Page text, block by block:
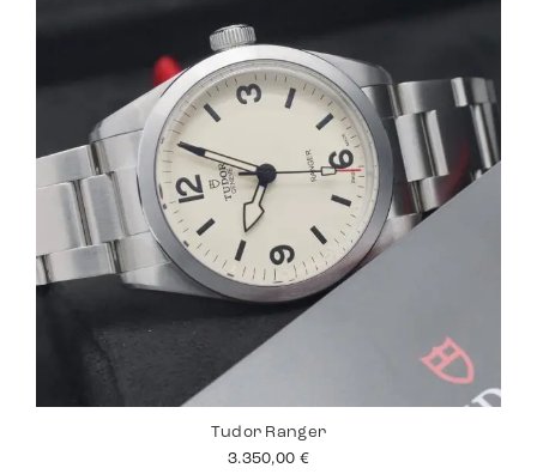
Tudor Ranger
3.350,00 €